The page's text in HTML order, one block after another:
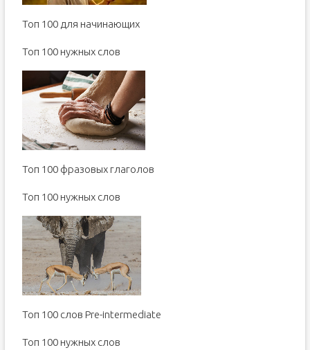
Топ 100 для начинающих
Toп 100 нужных слов
Топ 100 фразовых глаголов
Toп 100 нужных слов
Топ 100 слов Pre-intermediate
Toп 100 нужных слов